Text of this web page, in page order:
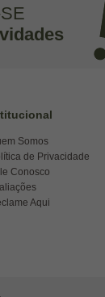
Somos
de Privacidade
Conosco
Aqui